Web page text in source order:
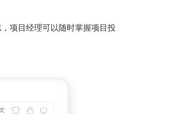
项目经理可以随时掌握项目投